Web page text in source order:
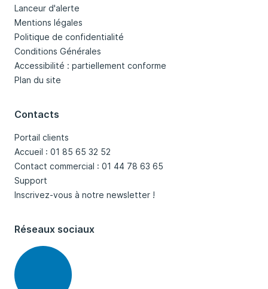
Lanceur d'alerte
Mentions légales
Politique de confidentialité
Conditions Générales
Accessibilité : partiellement conforme
Plan du site
Contacts
Portail clients
Accueil : 01 85 65 32 52
Contact commercial : 01 44 78 63 65
Support
Inscrivez-vous à notre newsletter !
Réseaux sociaux